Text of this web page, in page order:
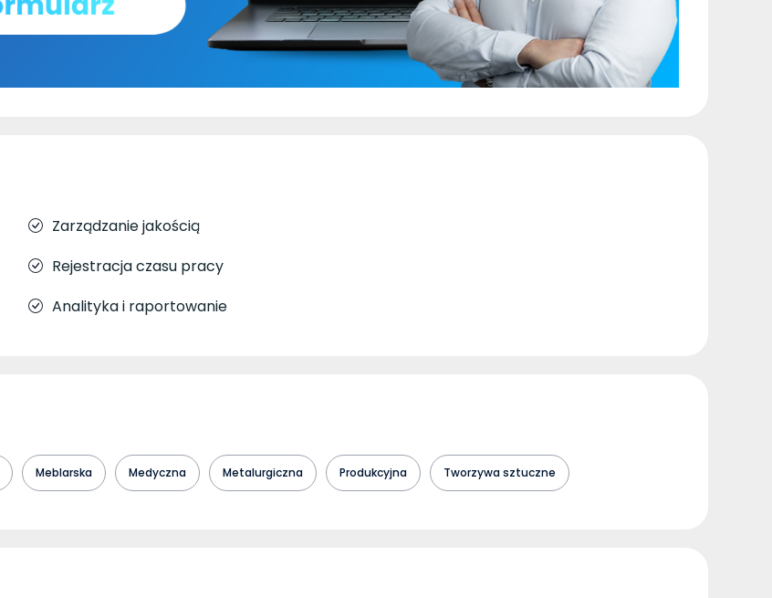
Zarządzanie jakością
Rejestracja czasu pracy
Analityka i raportowanie
Meblarska Medyczna Metalurgiczna Produkcyjna Tworzywa sztuczne